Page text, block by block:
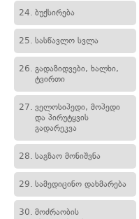
24. ბუქსირება
25. სასწავლო სვლა
26. გადაზიდვები, ხალხი,
ტვირთი
27. ველოსიპედი, მოპედი
და პირუტყვის
გადარეკვა
28. საგზაო მონიშვნა
29. სამედიცინო დახმარება
30. მოძრაობის